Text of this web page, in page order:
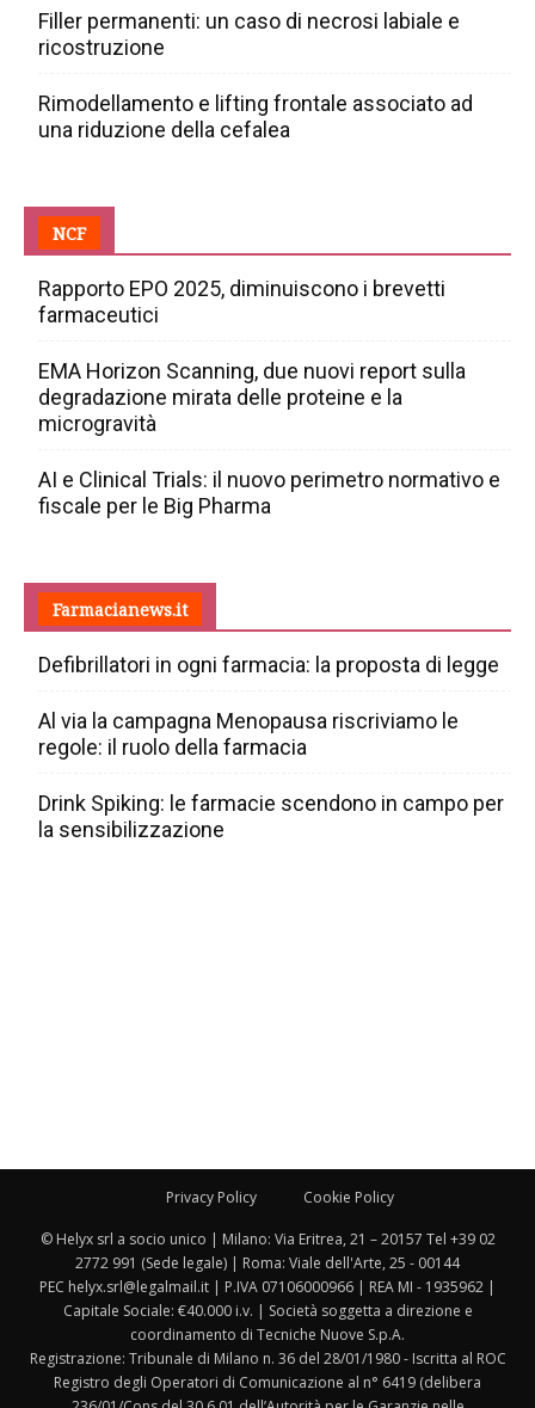
Filler permanenti: un caso di necrosi labiale e
ricostruzione
Rimodellamento e lifting frontale associato ad
una riduzione della cefalea
NCF
Rapporto EPO 2025, diminuiscono i brevetti
farmaceutici
EMA Horizon Scanning, due nuovi report sulla
degradazione mirata delle proteine e la
microgravità
AI e Clinical Trials: il nuovo perimetro normativo e
fiscale per le Big Pharma
Farmacianews.it
Defibrillatori in ogni farmacia: la proposta di legge
Al via la campagna Menopausa riscriviamo le
regole: il ruolo della farmacia
Drink Spiking: le farmacie scendono in campo per
la sensibilizzazione
Privacy Policy Cookie Policy
© Helyx srl a socio unico | Milano: Via Eritrea, 21 – 20157 Tel +39 02
2772 991 (Sede legale) | Roma: Viale dell'Arte, 25 - 00144
PEC helyx.srl@legalmail.it | P.IVA 07106000966 | REA MI - 1935962 |
Capitale Sociale: €40.000 i.v. | Società soggetta a direzione e
coordinamento di Tecniche Nuove S.p.A.
Registrazione: Tribunale di Milano n. 36 del 28/01/1980 - Iscritta al ROC
Registro degli Operatori di Comunicazione al n° 6419 (delibera